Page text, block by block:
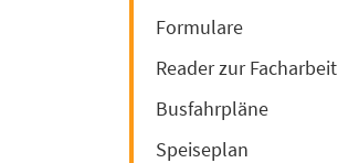
Formulare
Reader zur Facharbeit
Busfahrpläne
Speiseplan